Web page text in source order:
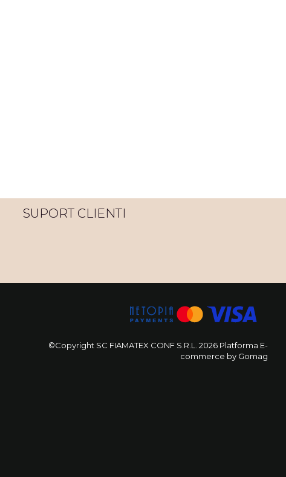
SUPORT CLIENTI
©Copyright SC FIAMATEX CONF S.R.L. 2026 Platforma E-
commerce by Gomag